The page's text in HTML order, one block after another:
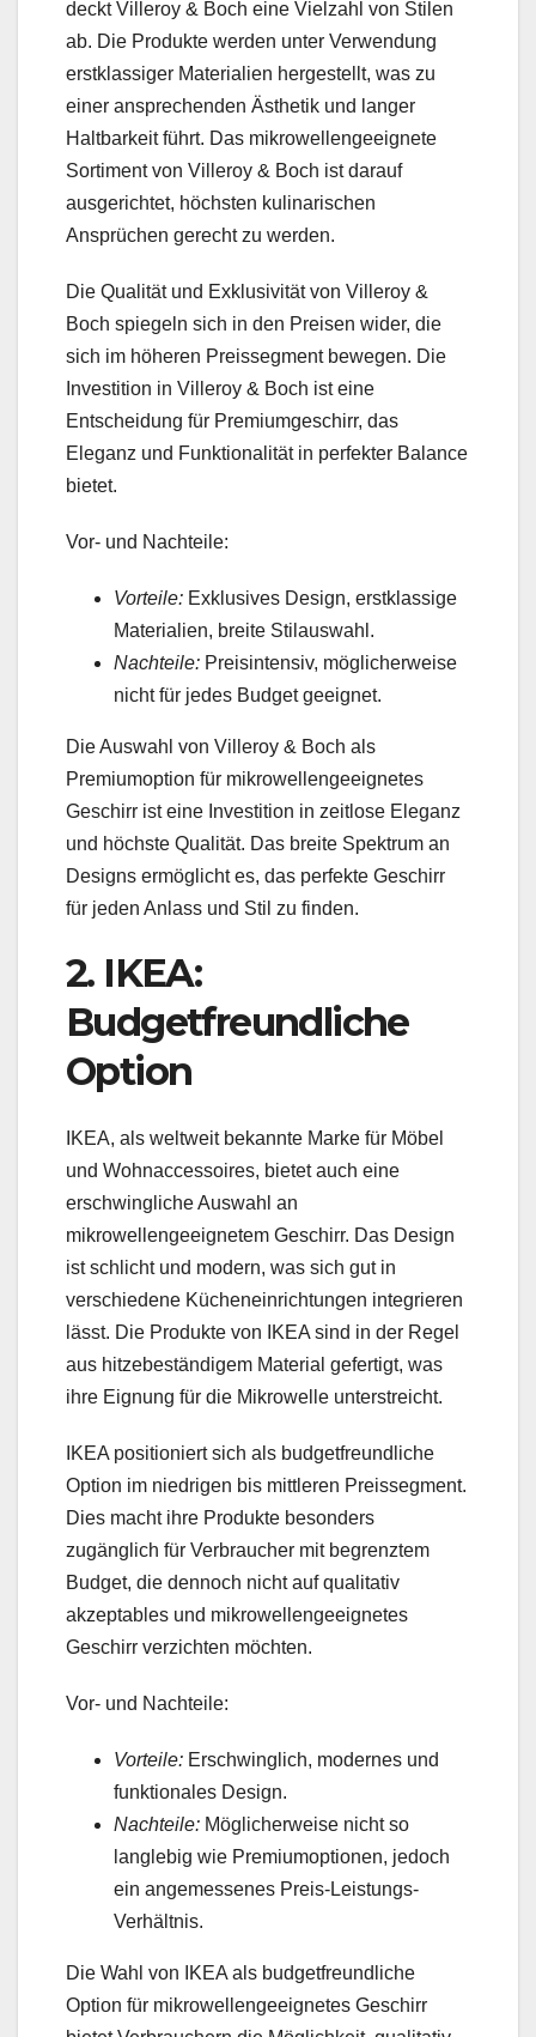
deckt Villeroy & Boch eine Vielzahl von Stilen
ab. Die Produkte werden unter Verwendung
erstklassiger Materialien hergestellt, was zu
einer ansprechenden Ästhetik und langer
Haltbarkeit führt. Das mikrowellengeeignete
Sortiment von Villeroy & Boch ist darauf
ausgerichtet, höchsten kulinarischen
Ansprüchen gerecht zu werden.
Die Qualität und Exklusivität von Villeroy &
Boch spiegeln sich in den Preisen wider, die
sich im höheren Preissegment bewegen. Die
Investition in Villeroy & Boch ist eine
Entscheidung für Premiumgeschirr, das
Eleganz und Funktionalität in perfekter Balance
bietet.
Vor- und Nachteile:
Vorteile: Exklusives Design, erstklassige
Materialien, breite Stilauswahl.
Nachteile: Preisintensiv, möglicherweise
nicht für jedes Budget geeignet.
Die Auswahl von Villeroy & Boch als
Premiumoption für mikrowellengeeignetes
Geschirr ist eine Investition in zeitlose Eleganz
und höchste Qualität. Das breite Spektrum an
Designs ermöglicht es, das perfekte Geschirr
für jeden Anlass und Stil zu finden.
2. IKEA:
Budgetfreundliche
Option
IKEA, als weltweit bekannte Marke für Möbel
und Wohnaccessoires, bietet auch eine
erschwingliche Auswahl an
mikrowellengeeignetem Geschirr. Das Design
ist schlicht und modern, was sich gut in
verschiedene Kücheneinrichtungen integrieren
lässt. Die Produkte von IKEA sind in der Regel
aus hitzebeständigem Material gefertigt, was
ihre Eignung für die Mikrowelle unterstreicht.
IKEA positioniert sich als budgetfreundliche
Option im niedrigen bis mittleren Preissegment.
Dies macht ihre Produkte besonders
zugänglich für Verbraucher mit begrenztem
Budget, die dennoch nicht auf qualitativ
akzeptables und mikrowellengeeignetes
Geschirr verzichten möchten.
Vor- und Nachteile:
Vorteile: Erschwinglich, modernes und
funktionales Design.
Nachteile: Möglicherweise nicht so
langlebig wie Premiumoptionen, jedoch
ein angemessenes Preis-Leistungs-
Verhältnis.
Die Wahl von IKEA als budgetfreundliche
Option für mikrowellengeeignetes Geschirr